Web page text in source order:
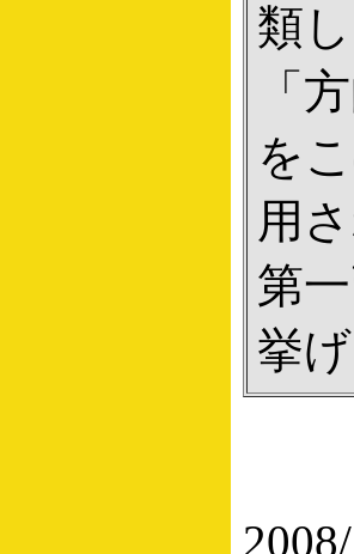
類
「
を
用
第
挙